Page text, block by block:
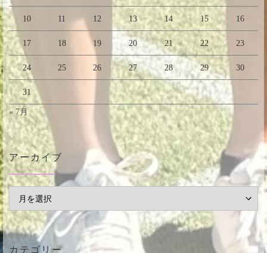
10 11 12 13 14 15 16
17 18 19 20 21 22 23
24 25 26 27 28 29 30
31
« 7月
アーカイブ
アーカイブ
カテゴリー